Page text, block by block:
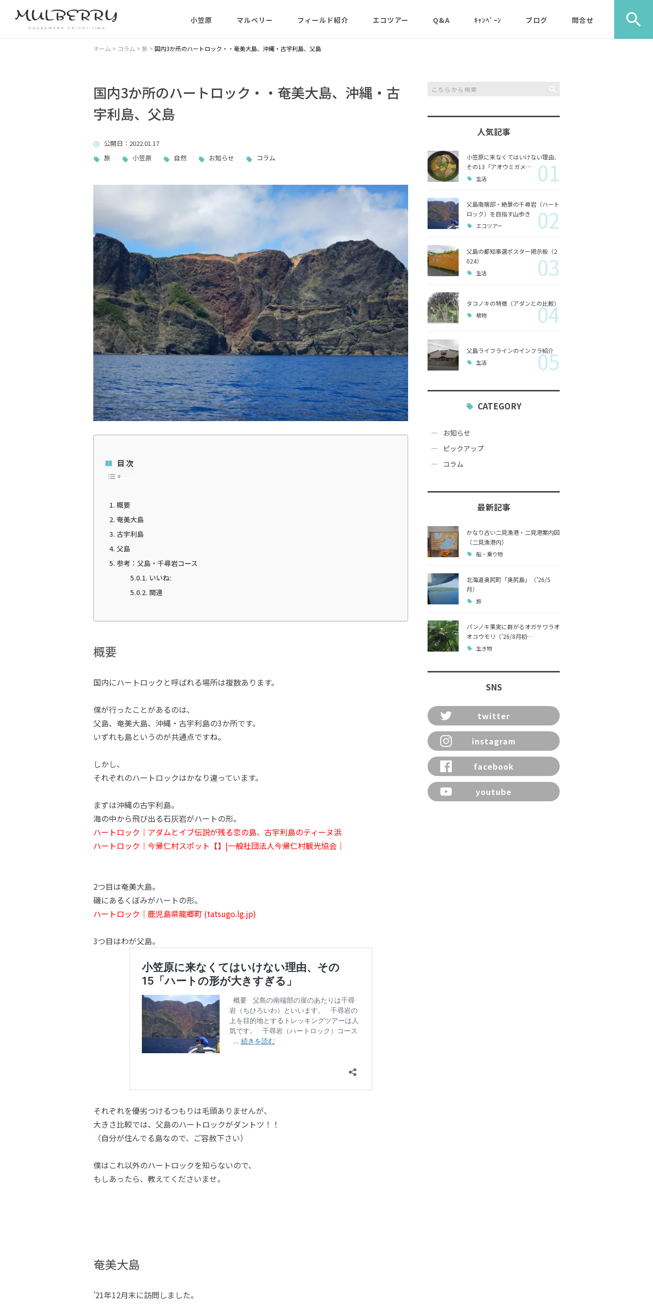
小笠原
小笠原の概略紹介
に）
父島主要観光ポイント
女性モデルの写真、女子
小笠原・硫黄島関連図書 硫黄島・北硫黄島
南鳥島
マルベリー
マルベリーのウリは？ ABOUT
て（2007年投稿・再編集
版）
小笠原の概略紹介
資料編（小笠原・国内）
戦跡資料・情報編
フィールド紹介
フィールド網羅
東平＆初寝山（森歩き）
傘山（森歩きコース）
植物（種子植物・シダ)
大村第二砲台跡
施設
（写真）
エコツアー
山歩き（千尋岩）と森歩
マルベリーパック（2名
3/11月以降）
利用のルールやガイドラ
イン
Q&A ｷｬﾝﾍﾟｰﾝ ブログ
その他
問合せ
ホーム > コラム > 旅 > 国内3か所のハートロック・・奄美大島、沖縄・古宇利島、父島
国内3か所のハートロック・・奄美大島、沖縄・古
宇利島、父島
公開日 ：2022.01.17
旅
小笠原 自然 お知らせ コラム
目次
概要
奄美大島
古宇利島
父島
参考：父島・千尋岩コース
いいね:
関連
概要
国内にハートロックと呼ばれる場所は複数あります。
僕が行ったことがあるのは、
父島、奄美大島、沖縄・古宇利島の3か所です。
いずれも島というのが共通点ですね。
しかし、
それぞれのハートロックはかなり違っています。
まずは沖縄の古宇利島。
海の中から飛び出る石灰岩がハートの形。
ハートロック｜アダムとイブ伝説が残る恋の島、古宇利島のティーヌ浜
ハートロック｜今帰仁村スポット【】|一般社団法人今帰仁村観光協会｜
2つ目は奄美大島。
磯にあるくぼみがハートの形。
ハートロック｜鹿児島県龍郷町 (tatsugo.lg.jp)
3つ目はわが父島。
それぞれを優劣つけるつもりは毛頭ありませんが、
大きさ比較では、父島のハートロックがダントツ！！
（自分が住んでる島なので、ご容赦下さい）
僕はこれ以外のハートロックを知らないので、
もしあったら、教えてくださいませ。
奄美大島
’21年12月末に訪問しました。
人気記事
小笠原に来なくてはいけない理由、
その13「アオウミガメ…
生活 01
父島南端部・絶景の千尋岩（ハート
ロック）を目指す山歩き
エコツアー 02
父島の都知事選ポスター掲示板（2
024）
生活 03
タコノキの特徴（アダンとの比較）
植物 04
父島ライフラインのインフラ紹介
生活 05
CATEGORY
お知らせ
ピックアップ
コラム
最新記事
かなり古い二見漁港・二見港案内図
（二見漁港内）
船・乗り物
北海道奥尻町「奥尻島」（’26/5
月）
旅
パンノキ果実に群がるオガサワラオ
オコウモリ（’26/8月初…
生き物
SNS
twitter
instagram
facebook
youtube